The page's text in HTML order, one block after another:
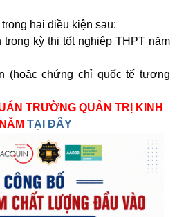
hai điều kiện sau:
kỳ thi tốt nghiệp THPT năm
(hoặc chứng chỉ quốc tế tương
TRƯỜNG QUẢN TRỊ KINH
TẠI ĐÂY